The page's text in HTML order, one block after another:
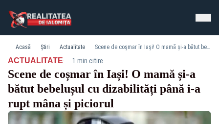
Acasă Știri Actualitate Scene de coșmar în Iași! O mamă și-a bătut bebelușul cu dizabilități până i-a rupt mâna și piciorul
ACTUALITATE· 1 min citire
Scene de coșmar în Iași! O mamă și-a
bătut bebelușul cu dizabilități până i-a
rupt mâna și piciorul